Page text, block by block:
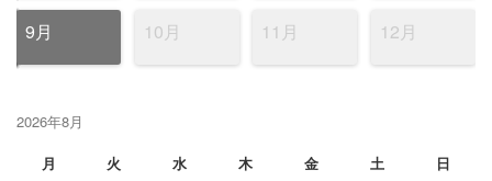
9月 10月 11月 12月
2026年8月
月
火 水 木 金 土 日